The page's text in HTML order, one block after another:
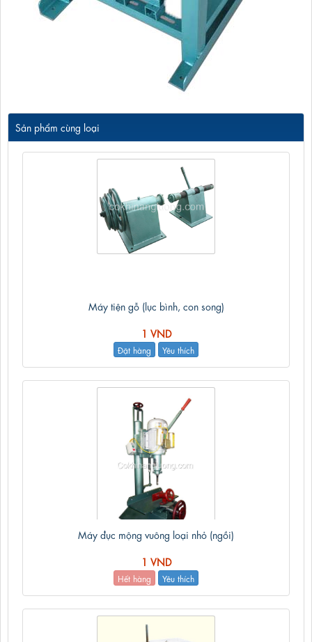
Sản phẩm cùng loại
Máy tiện gỗ (lục bình, con song)
1 VND
Đặt hàng Yêu thích
Máy đục mộng vuông loại nhỏ (ngồi)
1 VND
Hết hàng Yêu thích